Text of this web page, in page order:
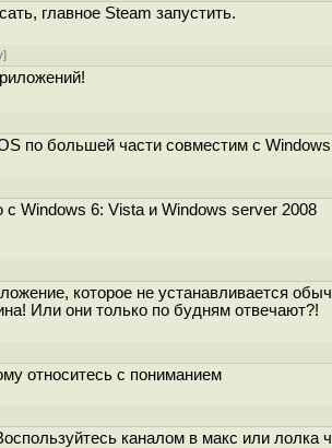
главное Steam запустить.
]
по большей части совместим с Windows
Windows 6: Vista и Windows server 2008
которое не устанавливается
Или они только по будням отвечают?!
относитесь с пониманием
каналом в макс или лолка